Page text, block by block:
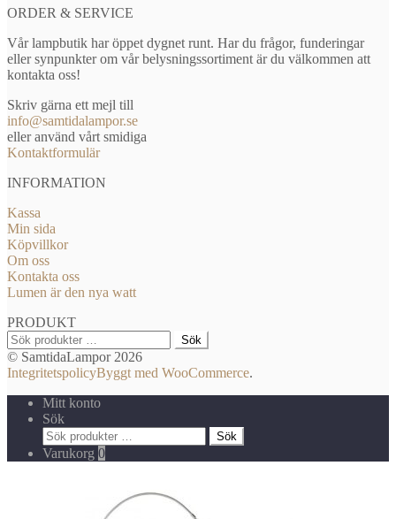
ORDER & SERVICE
Vår lampbutik har öppet dygnet runt. Har du frågor, funderingar
eller synpunkter om vår belysningssortiment är du välkommen att
kontakta oss!
Skriv gärna ett mejl till
info@samtidalampor.se
eller använd vårt smidiga
Kontaktformulär
INFORMATION
Kassa
Min sida
Köpvillkor
Om oss
Kontakta oss
Lumen är den nya watt
PRODUKT
Sök
efter:
Sök
© SamtidaLampor 2026
IntegritetspolicyByggt med WooCommerce.
Mitt konto
Sök
Sök
efter:
Sök
Varukorg 0